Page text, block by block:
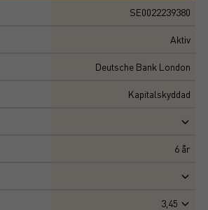
SE0022239380
Aktiv
Deutsche Bank London
Kapitalskyddad
6 år
3,45